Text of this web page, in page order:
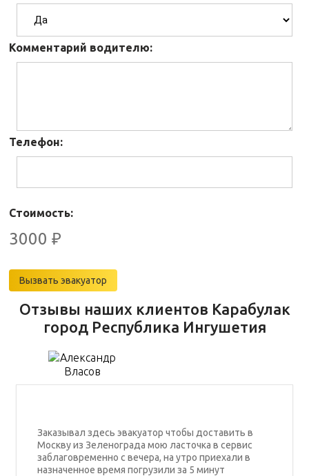
Комментарий водителю:
Телефон:
Стоимость:
3000 ₽
Вызвать эвакуатор
Отзывы наших клиентов Карабулак
город Республика Ингушетия
Заказывал здесь эвакуатор чтобы доставить в
Москву из Зеленограда мою ласточка в сервис
заблаговременно с вечера, на утро приехали в
назначенное время погрузили за 5 минут